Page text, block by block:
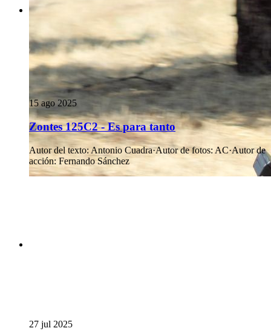
15 ago 2025
Zontes 125C2 - Es para tanto
Autor del texto: Antonio Cuadra·Autor de fotos: AC·Autor de
acción: Fernando Sánchez
27 jul 2025